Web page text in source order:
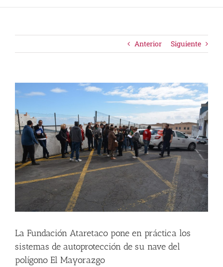
Anterior Siguiente
imagen
más
grande
La Fundación Ataretaco pone en práctica los
sistemas de autoprotección de su nave del
polígono El Mayorazgo